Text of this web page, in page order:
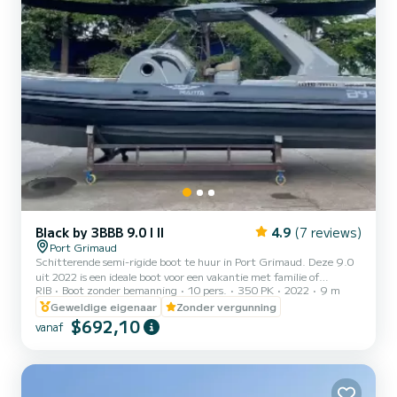
Black by 3BBB 9.0 I II 4.9 (7 reviews)
Port Grimaud
Schitterende semi-rigide boot te huur in Port Grimaud. Deze 9.0
uit 2022 is een ideale boot voor een vakantie met familie of
vrienden. Op deze 9 meter lange boot beleef je gegarandeerd een
bijzondere dag of week. De bootcapaciteit is 10 personen. Het
heeft de volgende uitrusting: USB-aansluiting, dekdouche,
zwemplatform, Bluetooth-verbinding. U kunt ons uw
RIB Boot zonder bemanning 10 pers. 350 PK 2022
9 m
Geweldige eigenaar
Zonder vergunning
vanaf $692,10